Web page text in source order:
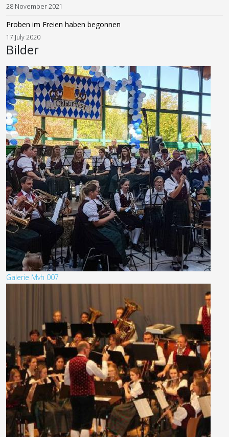
28 November 2021
Proben im Freien haben begonnen
17 July 2020
Bilder
Galerie Mvh 007